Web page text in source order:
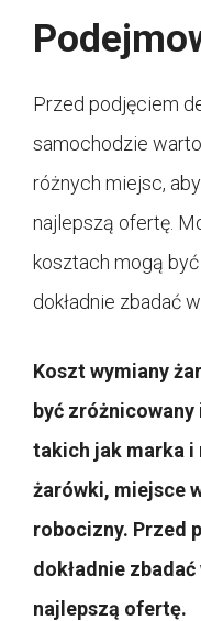
Przed podjęciem
samochodzie
różnych miejsc,
najlepszą ofertę.
kosztach mogą
dokładnie zbadać
Koszt wymiany
być
takich jak marka i
żarówki, miejsce
robocizny. Przed
dokładnie
najlepszą ofertę.